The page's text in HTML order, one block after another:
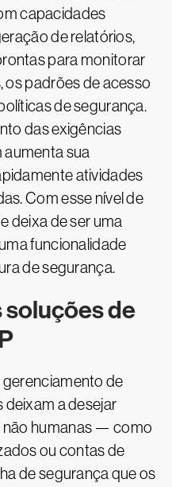
capacidades
de relatórios,
para monitorar
os padrões de acesso
de segurança.
das exigências
sua
atividades
Com esse nível de
deixa de ser uma
funcionalidade
de segurança.
de
gerenciamento de
deixam a desejar
não humanas — como
ou contas de
de segurança que os